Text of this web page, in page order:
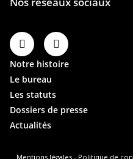
Notre histoire
Le bureau
Les statuts
Dossiers de presse
Actualités
Mentions légales - Politique de